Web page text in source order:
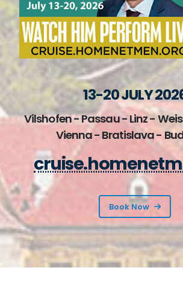
13-20 JULY
Vilshofen - Passau - Linz -
Vienna - Bratislava -
Book Now